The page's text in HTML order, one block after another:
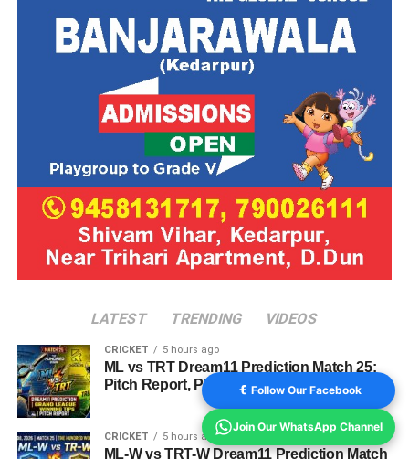
LATEST TRENDING VIDEOS
CRICKET 5 hours ago
ML vs TRT Dream11 Prediction Match 25:
Pitch Report, Playing 11 & Fantasy Tips
CRICKET 5 hours ago
ML-W vs TRT-W Dream11 Prediction Match
Follow Our Facebook
Join Our WhatsApp Channel